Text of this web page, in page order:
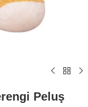
Peluş